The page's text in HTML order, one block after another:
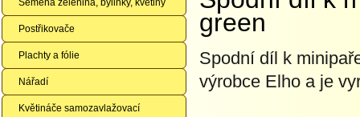
Semena zelenina, bylinky, květiny
Postřikovače
Plachty a fólie
Nářadí
Květináče samozavlažovací
green
Spodní díl k
výrobce Elho a je